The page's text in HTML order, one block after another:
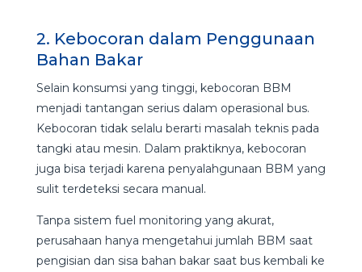
2. Kebocoran dalam Penggunaan
Bahan Bakar
Selain konsumsi yang tinggi, kebocoran BBM
menjadi tantangan serius dalam operasional bus.
Kebocoran tidak selalu berarti masalah teknis pada
tangki atau mesin. Dalam praktiknya, kebocoran
juga bisa terjadi karena penyalahgunaan BBM yang
sulit terdeteksi secara manual.
Tanpa sistem fuel monitoring yang akurat,
perusahaan hanya mengetahui jumlah BBM saat
pengisian dan sisa bahan bakar saat bus kembali ke